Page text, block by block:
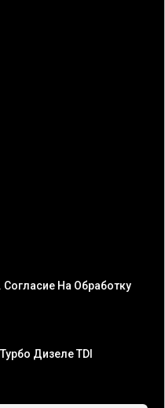
На Обработку
Дизеле TDI